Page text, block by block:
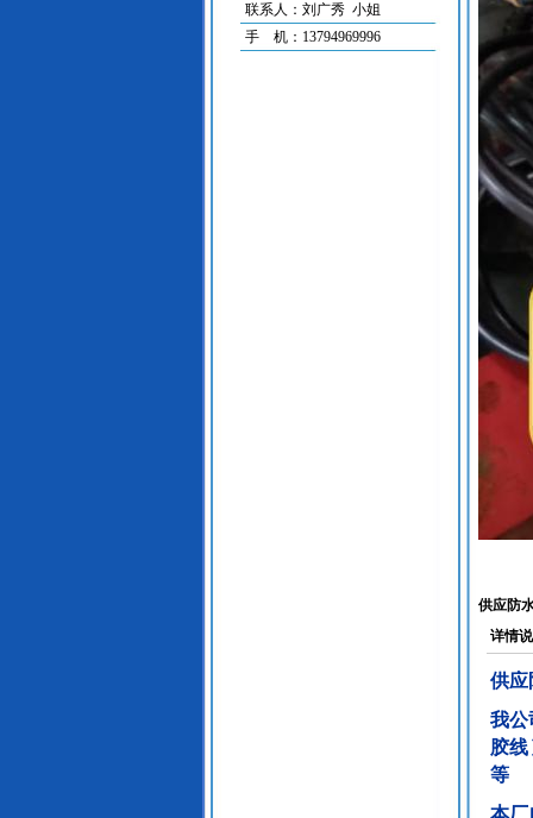
联系人：刘广秀 小姐
手 机：13794969996
供应防
详情
供应
我公
胶线
等